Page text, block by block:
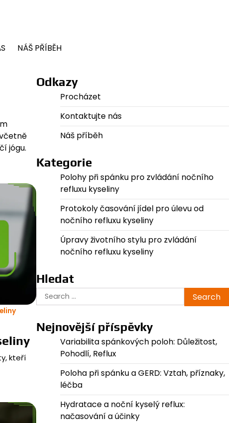
NÁŠ PŘÍBĚH
jógu.
kteří
Odkazy
Procházet
Kontaktujte nás
Náš příběh
Kategorie
Polohy při spánku pro zvládání nočního
refluxu kyseliny
Protokoly časování jídel pro úlevu od
nočního refluxu kyseliny
Úpravy životního stylu pro zvládání
nočního refluxu kyseliny
Hledat
Search
for:
Nejnovější příspěvky
Variabilita spánkových poloh: Důležitost,
Pohodlí, Reflux
Poloha při spánku a GERD: Vztah, příznaky,
léčba
Hydratace a noční kyselý reflux:
načasování a účinky